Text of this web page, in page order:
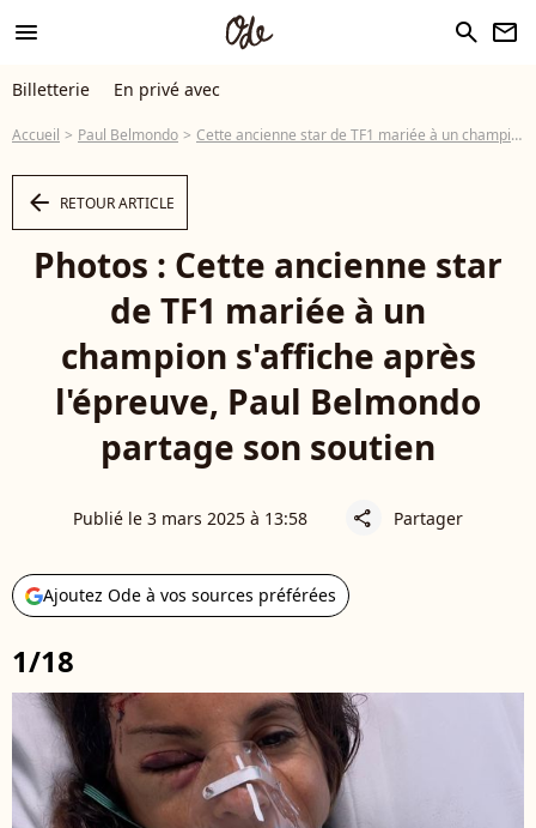
menu search newsletter
Billetterie En privé avec
Accueil Paul Belmondo Cette ancienne star de TF1 mariée à un champion s'affiche après l'épreuve, Paul Belmondo partage son soutien
arrow_left RETOUR ARTICLE
Photos : Cette ancienne star
de TF1 mariée à un
champion s'affiche après
l'épreuve, Paul Belmondo
partage son soutien
Publié le 3 mars 2025 à 13:58 share Partager
Ajoutez Ode à vos sources préférées
1/18